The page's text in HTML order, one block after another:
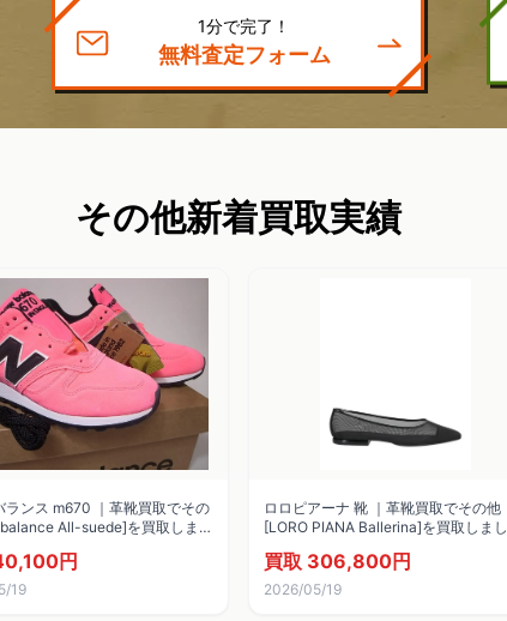
1分で完了！
無料査定フォーム
その他新着買取実績
ランス m670 ｜革靴買取でその
All-suede]を買取しま
円
19
ロロピアーナ 靴 ｜革靴買取でその他
[LORO PIANA Ballerina]を買取しまし
買取 306,800円
2026/05/19